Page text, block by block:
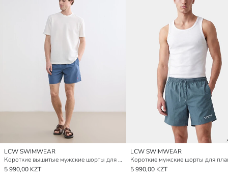
LCW SWIMWEAR
Короткие вышитые мужские шорты для плавания
5 990,00 KZT
LCW SWIMWEAR
5 990,00 KZT